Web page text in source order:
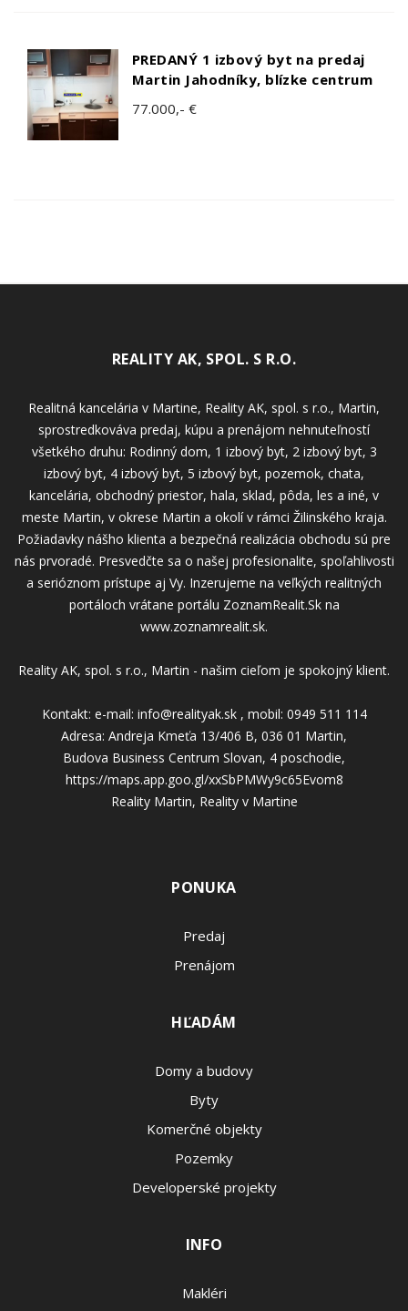
PREDANÝ 1 izbový byt na predaj
Martin Jahodníky, blízke centrum
77.000,- €
REALITY AK, SPOL. S R.O.
Realitná kancelária v Martine, Reality AK, spol. s r.o., Martin,
sprostredkováva predaj, kúpu a prenájom nehnuteľností
všetkého druhu: Rodinný dom, 1 izbový byt, 2 izbový byt, 3
izbový byt, 4 izbový byt, 5 izbový byt, pozemok, chata,
kancelária, obchodný priestor, hala, sklad, pôda, les a iné, v
meste Martin, v okrese Martin a okolí v rámci Žilinského kraja.
Požiadavky nášho klienta a bezpečná realizácia obchodu sú pre
nás prvoradé. Presvedčte sa o našej profesionalite, spoľahlivosti
a serióznom prístupe aj Vy. Inzerujeme na veľkých realitných
portáloch vrátane portálu ZoznamRealit.Sk na
www.zoznamrealit.sk.
Reality AK, spol. s r.o., Martin - našim cieľom je spokojný klient.
Kontakt: e-mail: info@realityak.sk , mobil: 0949 511 114
Adresa: Andreja Kmeťa 13/406 B, 036 01 Martin,
Budova Business Centrum Slovan, 4 poschodie,
https://maps.app.goo.gl/xxSbPMWy9c65Evom8
Reality Martin, Reality v Martine
PONUKA
Predaj
Prenájom
HĽADÁM
Domy a budovy
Byty
Komerčné objekty
Pozemky
Developerské projekty
INFO
Makléri